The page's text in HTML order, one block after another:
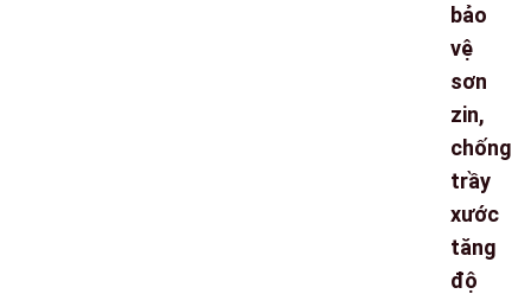
bảo
vệ
sơn
zin,
chống
trầy
xước
tăng
độ